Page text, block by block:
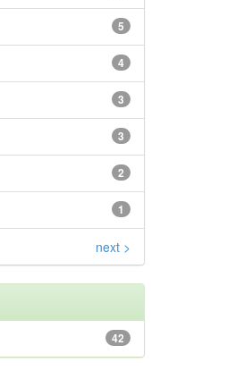
5
4
3
3
2
1
next >
42